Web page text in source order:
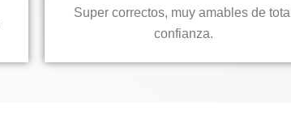
Super correctos, muy amables de total
confianza.